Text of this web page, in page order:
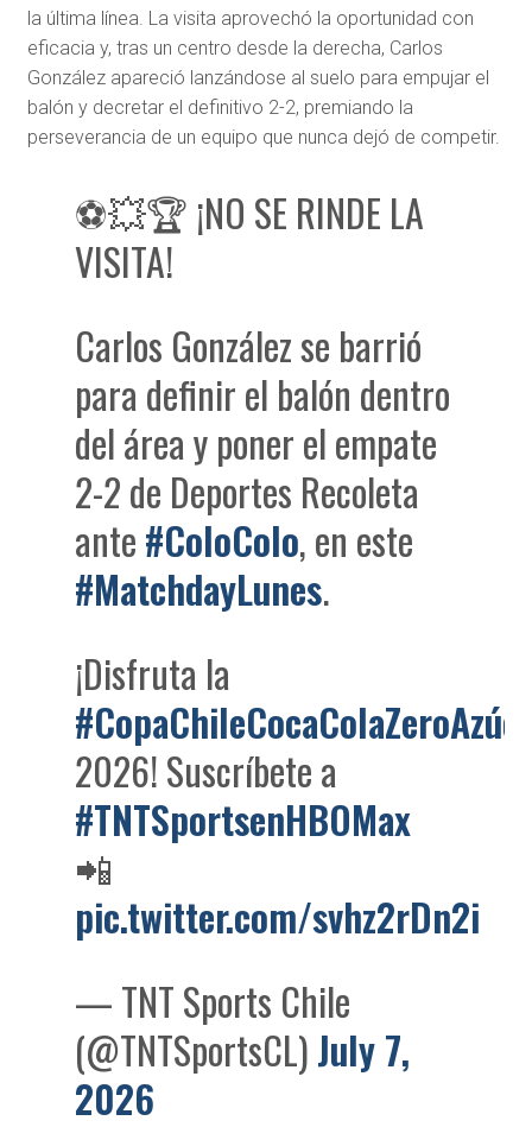
la última línea. La visita aprovechó la oportunidad con
eficacia y, tras un centro desde la derecha, Carlos
González apareció lanzándose al suelo para empujar el
balón y decretar el definitivo 2-2, premiando la
perseverancia de un equipo que nunca dejó de competir.
⚽💥🏆 ¡NO SE RINDE LA
VISITA!
Carlos González se barrió
para definir el balón dentro
del área y poner el empate
2-2 de Deportes Recoleta
ante#ColoColo, en este
#MatchdayLunes.
¡Disfruta la
2026! Suscríbete a
#TNTSportsenHBOMax
📲
pic.twitter.com/svhz2rDn2i
— TNT Sports Chile
(@TNTSportsCL)July 7,
2026